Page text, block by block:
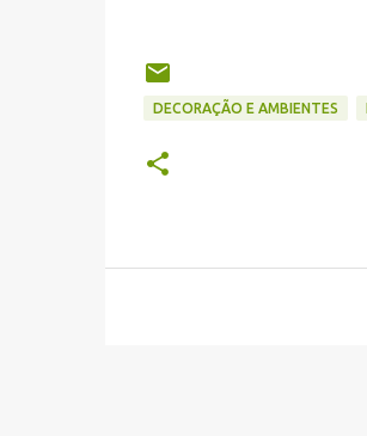
DECORAÇÃO E AMBIENTES